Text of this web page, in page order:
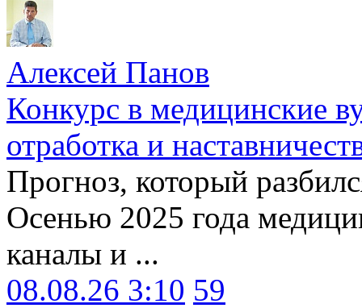
Алексей Панов
Конкурс в медицинские
отработка и
Прогноз, который
Осенью 2025 года
каналы и ...
08.08.26 3:10 59